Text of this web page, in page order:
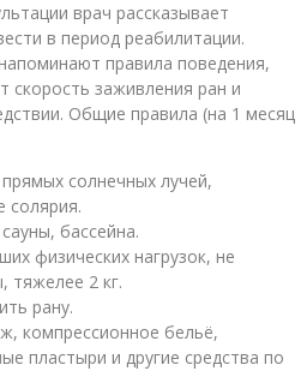
врач рассказывает
в период реабилитации.
правила поведения,
скорость заживления ран и
Общие правила (на 1 месяц
солнечных лучей,
солярия.
бассейна.
физических нагрузок, не
тяжелее 2 кг.
рану.
компрессионное бельё,
пластыри и другие средства по